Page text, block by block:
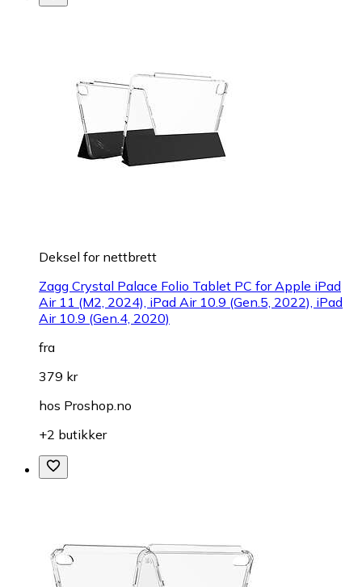
Deksel for nettbrett
Zagg Crystal Palace Folio Tablet PC for Apple iPad
Air 11 (M2, 2024), iPad Air 10.9 (Gen.5, 2022), iPad
Air 10.9 (Gen.4, 2020)
fra
379 kr
hos Proshop.no
+2 butikker